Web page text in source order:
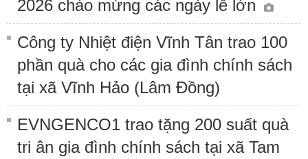
2026 chào mừng các ngày lễ lớn
Công ty Nhiệt điện Vĩnh Tân trao 100
phần quà cho các gia đình chính sách
tại xã Vĩnh Hảo (Lâm Đồng)
EVNGENCO1 trao tặng 200 suất quà
tri ân gia đình chính sách tại xã Tam